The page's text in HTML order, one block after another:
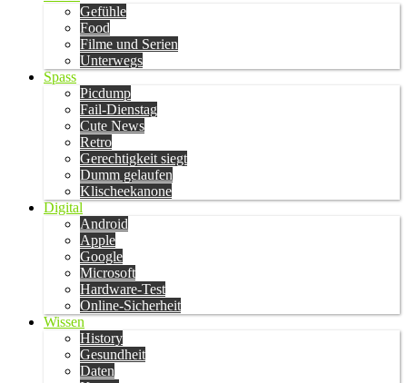
Gefühle
Food
Filme und Serien
Unterwegs
Spass
Picdump
Fail-Dienstag
Cute News
Retro
Gerechtigkeit siegt
Dumm gelaufen
Klischeekanone
Digital
Android
Apple
Google
Microsoft
Hardware-Test
Online-Sicherheit
Wissen
History
Gesundheit
Daten